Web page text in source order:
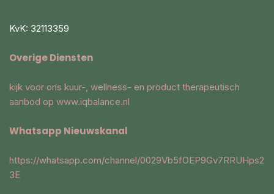
KvK: 32113359
Overige Diensten
kijk voor ons kuur-, wellness- en product therapeutisch
aanbod op www.iqbalance.nl
Whatsapp Nieuwskanal
https://whatsapp.com/channel/0029Vb5fOEP9Gv7RRUHps2
3E